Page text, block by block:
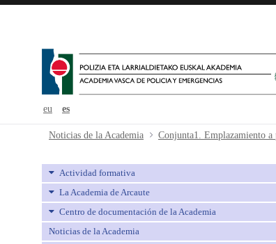
eu es
Conjunta1. Emplazamiento a
Noticias de la Academia
Actividad formativa
La Academia de Arcaute
Centro de documentación de la Academia
Noticias de la Academia